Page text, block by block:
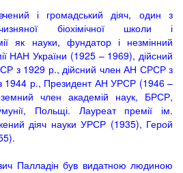
і громадський діяч, один з
біохімічної школи і
як науки, фундатор і незмінний
НАН України (1925 – 1969), дійсний
з 1929 р., дійсний член АН СРСР з
р., Президент АН УРСР (1946 –
член академій наук, БРСР,
Польщі. Лауреат премії ім.
діяч науки УРСР (1935), Герой
Палладін був видатною людиною